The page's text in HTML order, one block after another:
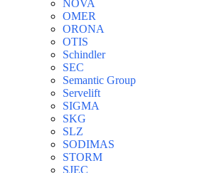
NOVA
OMER
ORONA
OTIS
Schindler
SEC
Semantic Group
Servelift
SIGMA
SKG
SLZ
SODIMAS
STORM
SJEC